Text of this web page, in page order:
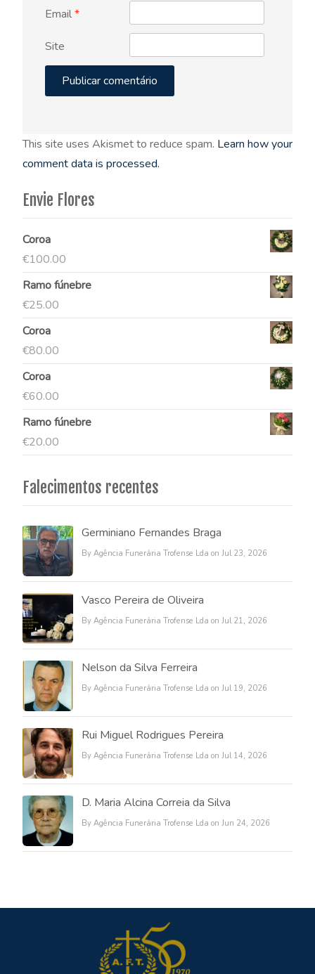
Email*
Site
This site uses Akismet to reduce spam. Learn how your
comment data is processed.
Envie Flores
Coroa
€100.00
Ramo fúnebre
€25.00
Coroa
€80.00
Coroa
€60.00
Ramo fúnebre
€20.00
Falecimentos recentes
Germiniano Fernandes Braga
By Agência Funerária Trofense Lda on Jul 23, 2026
Vasco Pereira de Oliveira
By Agência Funerária Trofense Lda on Jul 21, 2026
Nelson da Silva Ferreira
By Agência Funerária Trofense Lda on Jul 19, 2026
Rui Miguel Rodrigues Pereira
By Agência Funerária Trofense Lda on Jul 14, 2026
D. Maria Alcina Correia da Silva
By Agência Funerária Trofense Lda on Jun 24, 2026